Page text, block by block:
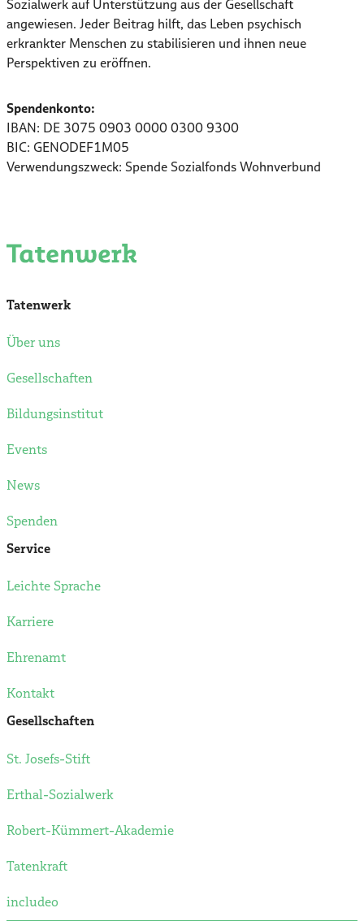
Sozialwerk auf Unterstützung aus der Gesellschaft
angewiesen. Jeder Beitrag hilft, das Leben psychisch
erkrankter Menschen zu stabilisieren und ihnen neue
Perspektiven zu eröffnen.
Spendenkonto:
IBAN: DE 3075 0903 0000 0300 9300
BIC: GENODEF1M05
Verwendungszweck: Spende Sozialfonds Wohnverbund
Tatenwerk
Über uns
Gesellschaften
Bildungsinstitut
Events
News
Spenden
Service
Leichte Sprache
Karriere
Ehrenamt
Kontakt
Gesellschaften
St. Josefs-Stift
Erthal-Sozialwerk
Robert-Kümmert-Akademie
Tatenkraft
includeo